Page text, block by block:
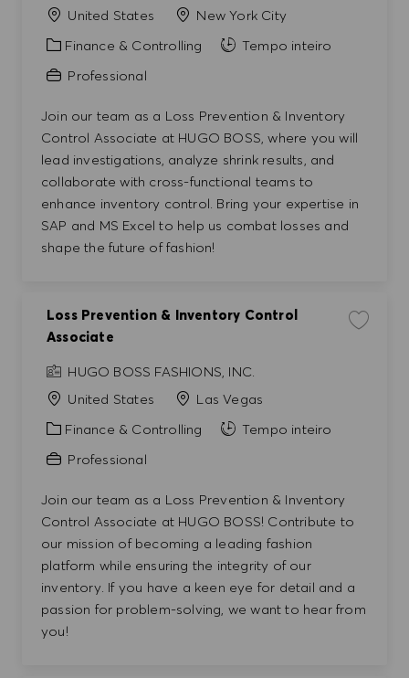
United States
New York City
Categoria
Finance & Controlling
Tempo inteiro
Professional
Join our team as a Loss Prevention & Inventory
Control Associate at HUGO BOSS, where you will
lead investigations, analyze shrink results, and
collaborate with cross-functional teams to
enhance inventory control. Bring your expertise in
SAP and MS Excel to help us combat losses and
shape the future of fashion!
Loss Prevention & Inventory Control
Associate
HUGO BOSS FASHIONS, INC.
United States
Las Vegas
Categoria
Finance & Controlling
Tempo inteiro
Professional
Join our team as a Loss Prevention & Inventory
Control Associate at HUGO BOSS! Contribute to
our mission of becoming a leading fashion
platform while ensuring the integrity of our
inventory. If you have a keen eye for detail and a
passion for problem-solving, we want to hear from
you!
Guardar